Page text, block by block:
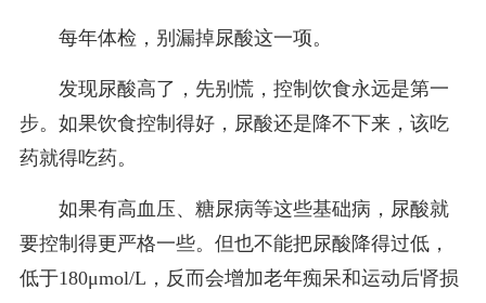
每年体检，别漏掉尿酸这一项。
发现尿酸高了，先别慌，控制饮食永远是第一
步。如果饮食控制得好，尿酸还是降不下来，该吃
药就得吃药。
如果有高血压、糖尿病等这些基础病，尿酸就
要控制得更严格一些。但也不能把尿酸降得过低，
低于180μmol/L，反而会增加老年痴呆和运动后肾损